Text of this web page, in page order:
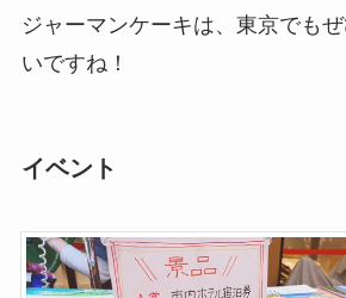
ジャーマンケーキは、東京でも
いですね！
イベント